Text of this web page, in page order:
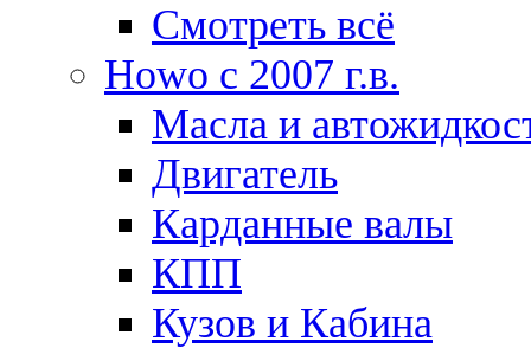
Смотреть всё
Howo c 2007 г.в.
Масла и
Двигатель
Карданные валы
КПП
Кузов и Кабина